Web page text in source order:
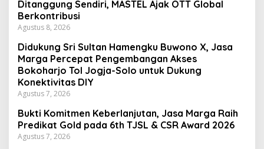
Ditanggung Sendiri, MASTEL Ajak OTT Global
Berkontribusi
Agustus 8, 2026
Didukung Sri Sultan Hamengku Buwono X, Jasa
Marga Percepat Pengembangan Akses
Bokoharjo Tol Jogja-Solo untuk Dukung
Konektivitas DIY
Agustus 7, 2026
Bukti Komitmen Keberlanjutan, Jasa Marga Raih
Predikat Gold pada 6th TJSL & CSR Award 2026
Agustus 7, 2026